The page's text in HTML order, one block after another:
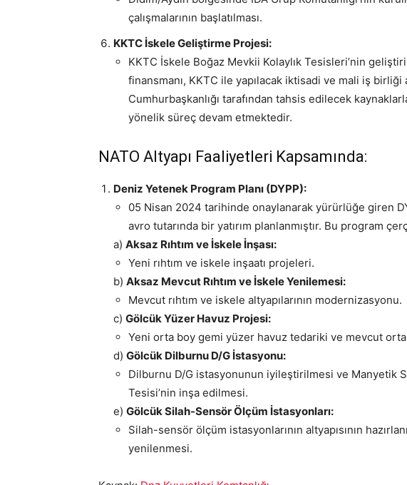
çalışmalarının başlatılması.
KKTC İskele Geliştirme Projesi:
KKTC İskele Boğaz Mevkii Kolaylık Tesisleri’nin
finansmanı, KKTC ile yapılacak iktisadi ve mali iş birliği
Cumhurbaşkanlığı tarafından tahsis edilecek
yönelik süreç devam etmektedir.
NATO Altyapı Faaliyetleri Kapsamında:
Deniz Yetenek Program Planı (DYPP):
05 Nisan 2024 tarihinde onaylanarak yürürlüğe giren
avro tutarında bir yatırım planlanmıştır. Bu program
a) Aksaz Rıhtım ve İskele İnşası:
Yeni rıhtım ve iskele inşaatı projeleri.
b) Aksaz Mevcut Rıhtım ve İskele Yenilemesi:
Mevcut rıhtım ve iskele altyapılarının modernizasyonu.
c) Gölcük Yüzer Havuz Projesi:
Yeni orta boy gemi yüzer havuz tedariki ve mevcut orta
d) Gölcük Dilburnu D/G İstasyonu:
Dilburnu D/G istasyonunun iyileştirilmesi ve Manyetik
Tesisi’nin inşa edilmesi.
e) Gölcük Silah-Sensör Ölçüm İstasyonları:
Silah-sensör ölçüm istasyonlarının altyapısının
yenilenmesi.